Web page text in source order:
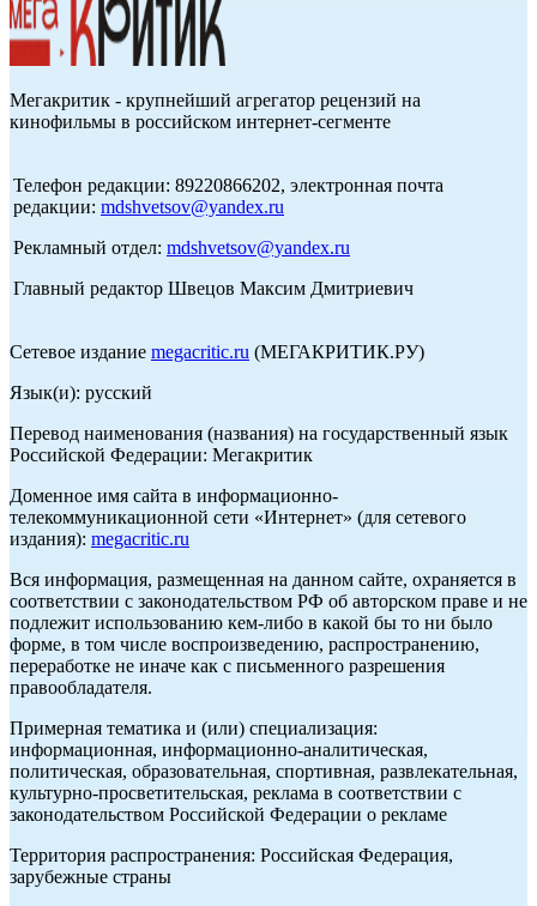
Мегакритик - крупнейший агрегатор рецензий на
кинофильмы в российском интернет-сегменте
Телефон редакции: 89220866202, электронная почта
редакции: mdshvetsov@yandex.ru
Рекламный отдел: mdshvetsov@yandex.ru
Главный редактор Швецов Максим Дмитриевич
Сетевое издание megacritic.ru (МЕГАКРИТИК.РУ)
Язык(и): русский
Перевод наименования (названия) на государственный язык
Российской Федерации: Мегакритик
Доменное имя сайта в информационно-
телекоммуникационной сети «Интернет» (для сетевого
издания): megacritic.ru
Вся информация, размещенная на данном сайте, охраняется в
соответствии с законодательством РФ об авторском праве и не
подлежит использованию кем-либо в какой бы то ни было
форме, в том числе воспроизведению, распространению,
переработке не иначе как с письменного разрешения
правообладателя.
Примерная тематика и (или) специализация:
информационная, информационно-аналитическая,
политическая, образовательная, спортивная, развлекательная,
культурно-просветительская, реклама в соответствии с
законодательством Российской Федерации о рекламе
Территория распространения: Российская Федерация,
зарубежные страны